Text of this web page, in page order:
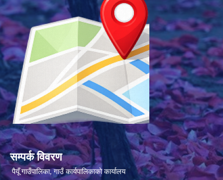
सम्पर्क विवरण
पैयूँ गाउँपालिका, गाउँ कार्यपालिकाको कार्यालय